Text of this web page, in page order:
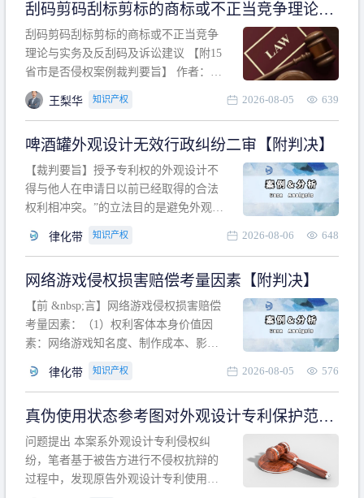
刮码剪码刮标剪标的商标或不正当竞争理论与
实务及反刮码及诉讼建议 【附15省市是否侵权
案例裁判要旨】
刮码剪码刮标剪标的商标或不正当竞争
理论与实务及反刮码及诉讼建议 【附15
省市是否侵权案例裁判要旨】 作者：浙
江杭知桥律师事务所 王梨华 周靖超 【导
读】 第一部分：刮码剪码刮标剪标的商
诉讼建议 第二部分：15省市是否侵权案
例的裁判要旨 目录 第一部分、刮码剪码
刮
王梨华 知识产权 2026-08-05 639
啤酒罐外观设计无效行政纠纷二审【附判决】
【裁判要旨】授予专利权的外观设计不
得与他人在申请日以前已经取得的合法
权利相冲突。”的立法目的是避免外观设
冲突。基于此，凡是因该外观设计的实
于该款规定的规制范畴。“合法权利”不宜
作狭义解释，一般情况下，只要依法享
有的、在本专利申请日之
律化带 知识产权 2026-08-06 648
网络游戏侵权损害赔偿考量因素【附判决】
【前 &nbsp;言】网络游戏侵权损害赔偿
考量因素：（1）权利客体本身价值因
素：网络游戏知名度、制作成本、影响
利角度因素：被诉侵权游戏销售数量、
人数、活跃人数、市场占用率；（3）被
告主观因素：被告的主观恶意、是否明
知或应知、是否有
律化带 知识产权 2026-08-05 576
真伪使用状态参考图对外观设计专利保护范围
的影响
问题提出 本案系外观设计专利侵权纠
纷，笔者基于被告方进行不侵权抗辩的
过程中，发现原告外观设计专利使用状